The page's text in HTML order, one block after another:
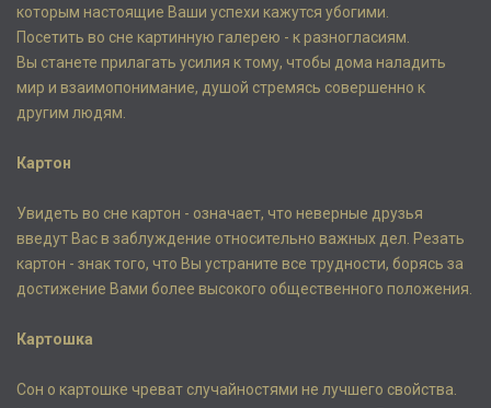
которым настоящие Ваши успехи кажутся убогими.
Посетить во сне картинную галерею - к разногласиям.
Вы станете прилагать усилия к тому, чтобы дома наладить
мир и взаимопонимание, душой стремясь совершенно к
другим людям.
Картон
Увидеть во сне картон - означает, что неверные друзья
введут Вас в заблуждение относительно важных дел. Резать
картон - знак того, что Вы устраните все трудности, борясь за
достижение Вами более высокого общественного положения.
Картошка
Сон о картошке чреват случайностями не лучшего свойства.